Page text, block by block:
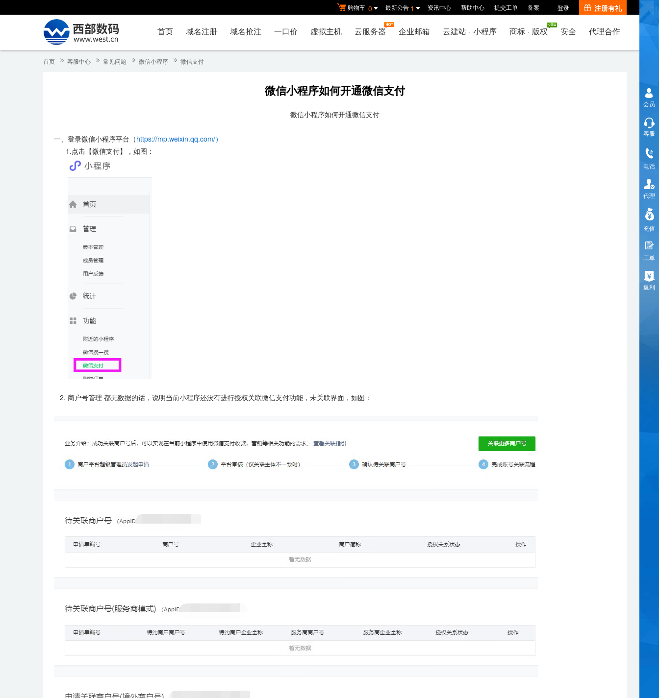
购物车 0 最新公告 1 资讯中心 帮助中心 提交工单 备案 登录 注册有礼
首页 域名注册 域名抢注 一口价 虚拟主机 云服务器 企业邮箱 云建站 · 小程序 商标 · 版权 安全 代理合作
首页 客服中心 常见问题 微信小程序 微信支付
微信小程序如何开通微信支付
微信小程序如何开通微信支付
一、登录微信小程序平台（https://mp.weixin.qq.com/）
1.点击【微信支付】，如图：
2. 商户号管理 都无数据的话，说明当前小程序还没有进行授权关联微信支付功能，未关联界面，如图：
会员
客服
电话
代理
充值
工单
返利